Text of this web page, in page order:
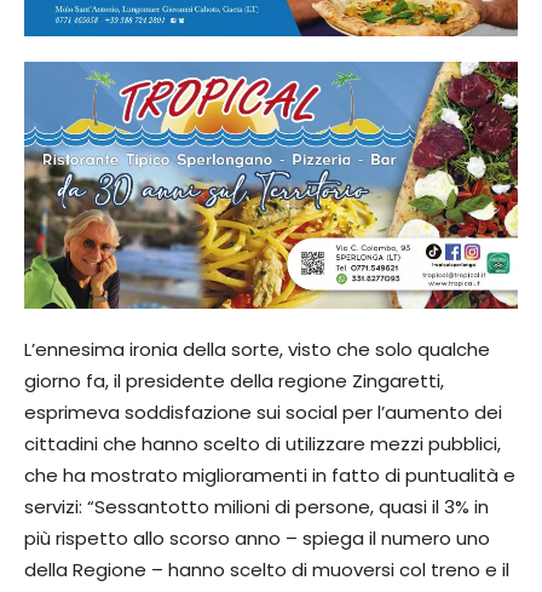
L’ennesima ironia della sorte, visto che solo qualche
giorno fa, il presidente della regione Zingaretti,
esprimeva soddisfazione sui social per l’aumento dei
cittadini che hanno scelto di utilizzare mezzi pubblici,
che ha mostrato miglioramenti in fatto di puntualità e
servizi: “Sessantotto milioni di persone, quasi il 3% in
più rispetto allo scorso anno – spiega il numero uno
della Regione – hanno scelto di muoversi col treno e il